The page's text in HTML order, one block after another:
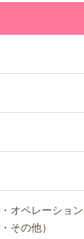
オペレーショ
その他）